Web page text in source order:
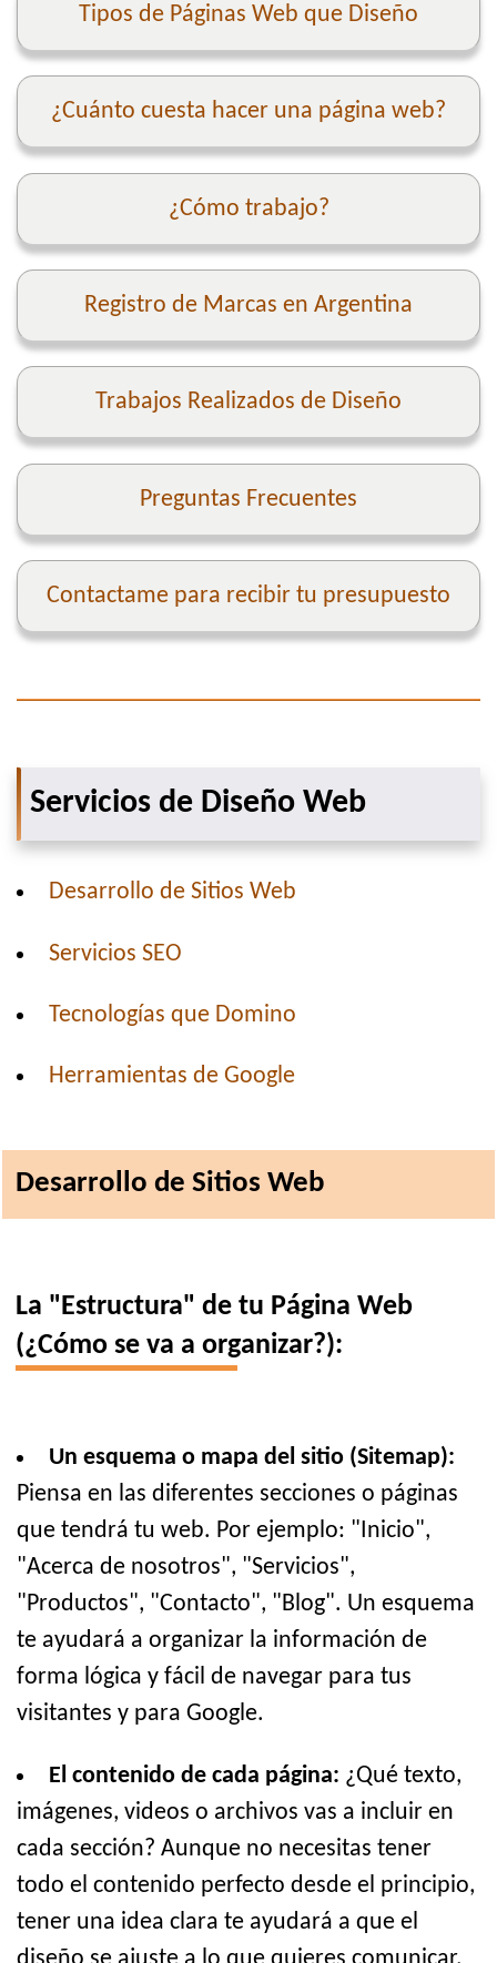
Tipos de Páginas Web que Diseño
¿Cuánto cuesta hacer una página web?
¿Cómo trabajo?
Registro de Marcas en Argentina
Trabajos Realizados de Diseño
Preguntas Frecuentes
Contactame para recibir tu presupuesto
Servicios de Diseño Web
Desarrollo de Sitios Web
Servicios SEO
Tecnologías que Domino
Herramientas de Google
Desarrollo de Sitios Web
La "Estructura" de tu Página Web
(¿Cómo se va a organizar?):
Un esquema o mapa del sitio (Sitemap):
Piensa en las diferentes secciones o páginas
que tendrá tu web. Por ejemplo: "Inicio",
"Acerca de nosotros", "Servicios",
"Productos", "Contacto", "Blog". Un esquema
te ayudará a organizar la información de
forma lógica y fácil de navegar para tus
visitantes y para Google.
El contenido de cada página: ¿Qué texto,
imágenes, videos o archivos vas a incluir en
cada sección? Aunque no necesitas tener
todo el contenido perfecto desde el principio,
tener una idea clara te ayudará a que el